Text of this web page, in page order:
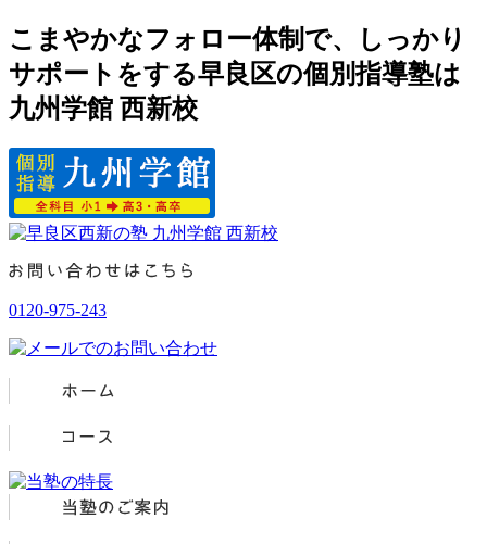
こまやかなフォロー体制で、しっかり
サポートをする早良区の個別指導塾は
九州学館 西新校
0120-975-243